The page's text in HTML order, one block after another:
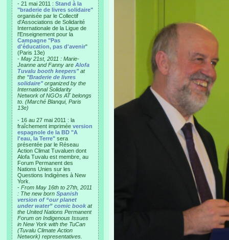
- 21 mai 2011 : Stand à la
"braderie de livres solidaire"
organisée par le Collectif
d'Associations de Solidarité
Internationale de la Ligue de
l'Enseignement pour la
Campagne "Pas
d'éducation, pas d'avenir"
(Paris 13e)
- May 21st, 2011 : Marie-
Jeanne and Fanny are Alofa
Tuvalu booth keepers"at
the "Braderie de livres
solidaire"organized by the
International Solidarity
Network of NGOs AT belongs
to. (Marché Blanqui, Paris
13e)
- 16 au 27 mai 2011 : la
fraîchement imprimée version
espagnole de la BD "A
l'eau, la Terre" sera
présentée par le Réseau
Action Climat Tuvaluen dont
Alofa Tuvalu est membre, au
Forum Permanent des
Nations Unies sur les
Questions Indigènes à New
York.
- From May 16th to 27th, 2011
: The new born Spanish
version of “our planet
under water” comic book at
the United Nations Permanent
Forum on Indigenous Issues
in New York with the TuCan
(Tuvalu Climate Action
Network) representatives.